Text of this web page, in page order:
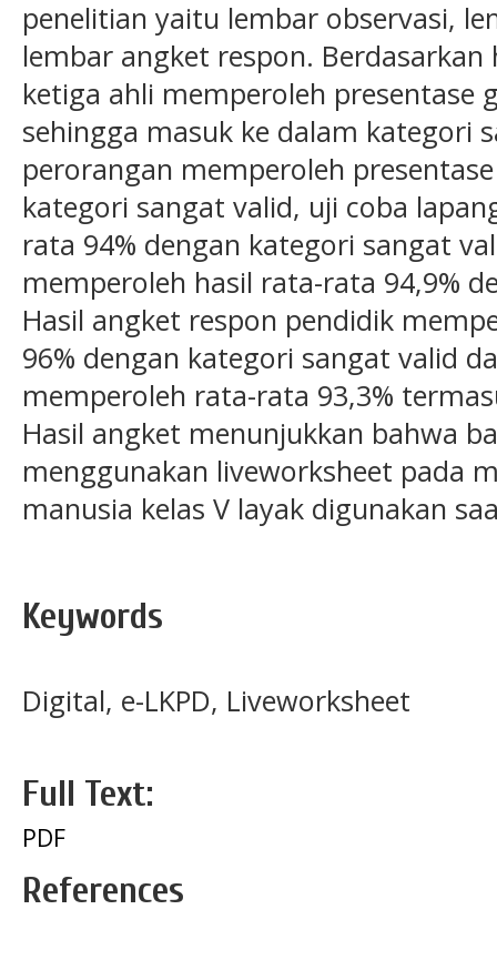
penelitian yaitu lembar observasi,
lembar angket respon.
ketiga ahli memperoleh presentase
sehingga masuk ke dalam kategori
perorangan memperoleh
kategori sangat valid, uji coba
rata 94% dengan kategori sangat
memperoleh hasil rata-rata 94,9%
Hasil angket respon pendidik
96% dengan kategori sangat valid
memperoleh rata-rata 93,3%
Hasil angket menunjukkan bahwa
menggunakan liveworksheet pada
manusia kelas V layak digunakan
Keywords
Digital, e-LKPD, Liveworksheet
Full Text:
PDF
References